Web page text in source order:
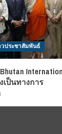
ประชาสัมพันธ์
เป็นทางการ